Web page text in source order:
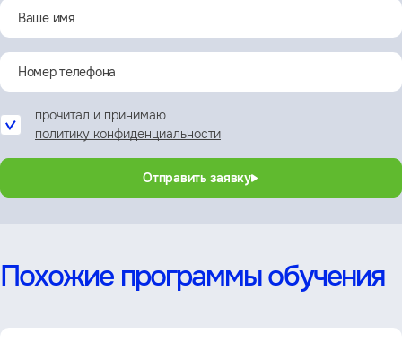
прочитал и принимаю
политику конфиденциальности
Отправить заявку
Похожие программы обучения